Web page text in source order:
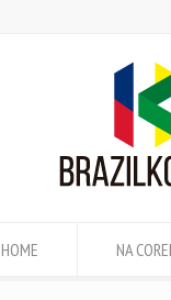
HOME NA